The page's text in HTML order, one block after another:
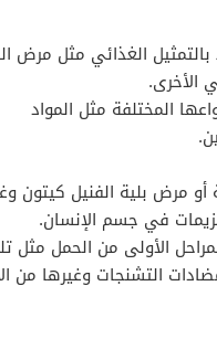
بالتمثيل الغذائي مثل مرض
الأخرى.
المختلفة مثل المواد
مرض بلية الفنيل كيتون
في جسم الإنسان.
الأولى من الحمل مثل
التشنجات وغيرها من